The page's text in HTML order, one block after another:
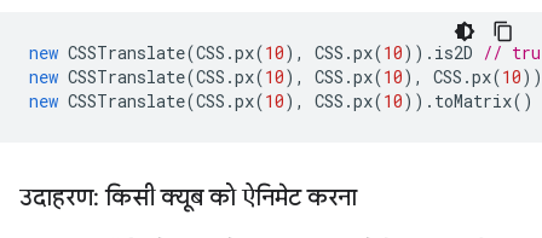
new CSSTranslate(CSS .px(10), CSS .px(10)). is2D //
new CSSTranslate(CSS .px(10), CSS .px(10), CSS .px(10
new CSSTranslate(CSS .px(10), CSS .px(10)). toMatrix()
उदाहरण: किसी क्यूब को ऐनिमेट करना